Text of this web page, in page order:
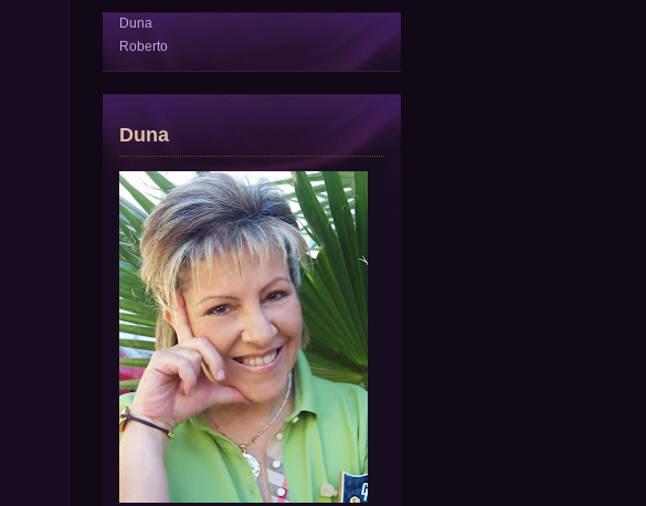
Duna
Roberto
Duna